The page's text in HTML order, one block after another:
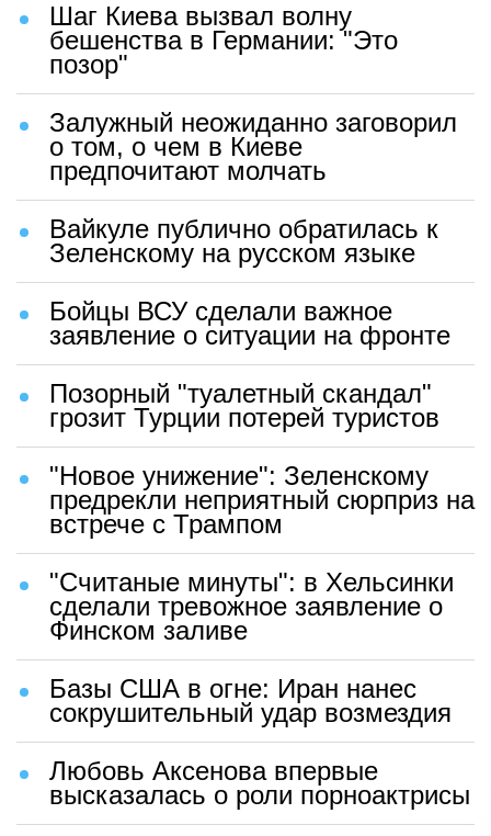
Шаг Киева вызвал волну
бешенства в Германии: "Это
позор"
Залужный неожиданно заговорил
о том, о чем в Киеве
предпочитают молчать
Вайкуле публично обратилась к
Зеленскому на русском языке
Бойцы ВСУ сделали важное
заявление о ситуации на фронте
Позорный "туалетный скандал"
грозит Турции потерей туристов
"Новое унижение": Зеленскому
предрекли неприятный сюрприз на
встрече с Трампом
"Считаные минуты": в Хельсинки
сделали тревожное заявление о
Финском заливе
Базы США в огне: Иран нанес
сокрушительный удар возмездия
Любовь Аксенова впервые
высказалась о роли порноактрисы